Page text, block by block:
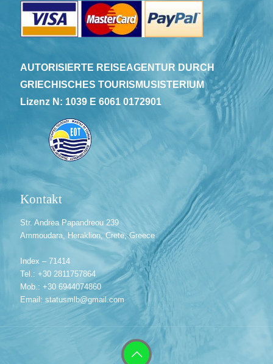
AUTORISIERTE REISEAGENTUR DURCH
GRIECHISCHES TOURISMUSISTERIUM
Lizenz N: 1039 E 6061 0172901
Kontakt
Str. Andrea Papandreou 239
Ammoudara, Heraklion, Crete, Greece
Index – 71414
Tel.: +30 2811757864
Mob.: +30 6944074860
Email: statusmlb@gmail.com